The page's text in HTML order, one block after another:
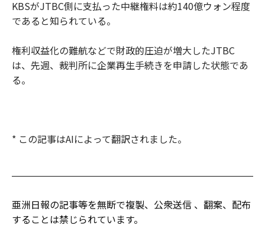
KBSがJTBC側に支払った中継権料は約140億ウォン程度
であると知られている。
権利収益化の難航などで財政的圧迫が増大したJTBC
は、先週、裁判所に企業再生手続きを申請した状態であ
る。
* この記事はAIによって翻訳されました。
亜洲日報の記事等を無断で複製、公衆送信 、翻案、配布
することは禁じられています。